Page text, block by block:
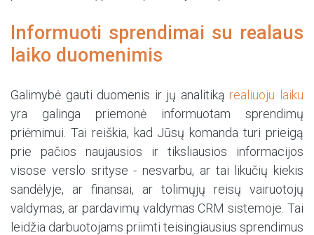
Informuoti sprendimai su realaus
laiko duomenimis
Galimybė gauti duomenis ir jų analitiką realiuoju laiku
yra galinga priemonė informuotam sprendimų
priėmimui. Tai reiškia, kad Jūsų komanda turi prieigą
prie pačios naujausios ir tiksliausios informacijos
visose verslo srityse - nesvarbu, ar tai likučių kiekis
sandėlyje, ar finansai, ar tolimųjų reisų vairuotojų
valdymas, ar pardavimų valdymas CRM sistemoje. Tai
leidžia darbuotojams priimti teisingiausius sprendimus